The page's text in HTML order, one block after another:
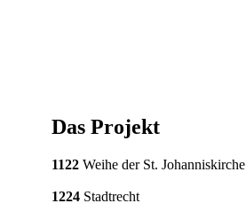
Das Projekt
1122 Weihe der St. Johanniskirche
1224 Stadtrecht